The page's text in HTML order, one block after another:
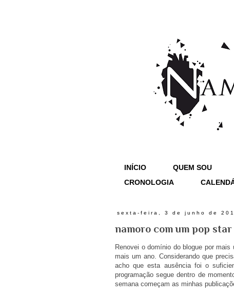
INÍCIO QUEM SOU
CRONOLOGIA
sexta-feira, 3 de junho de
namoro com um pop star
Renovei o domínio do blogue por
mais um ano. Considerando que
acho que esta ausência foi o
programação segue dentro de
semana começam as minhas